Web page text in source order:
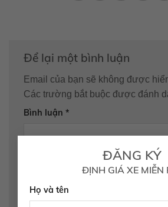
ĐĂNG KÝ
ĐỊNH GIÁ XE MIỄN
Họ và tên
Để lại một bình luận
Email của bạn sẽ không được
Các trường bắt buộc được đánh
Bình luận *